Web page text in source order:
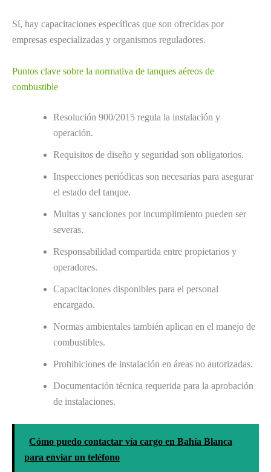
Sí, hay capacitaciones específicas que son ofrecidas por
empresas especializadas y organismos reguladores.
Puntos clave sobre la normativa de tanques aéreos de
combustible
Resolución 900/2015 regula la instalación y
operación.
Requisitos de diseño y seguridad son obligatorios.
Inspecciones periódicas son necesarias para asegurar
el estado del tanque.
Multas y sanciones por incumplimiento pueden ser
severas.
Responsabilidad compartida entre propietarios y
operadores.
Capacitaciones disponibles para el personal
encargado.
Normas ambientales también aplican en el manejo de
combustibles.
Prohibiciones de instalación en áreas no autorizadas.
Documentación técnica requerida para la aprobación
de instalaciones.
Cómo puedo contactar vía cargo en Bahía Blanca
para enviar un teléfono